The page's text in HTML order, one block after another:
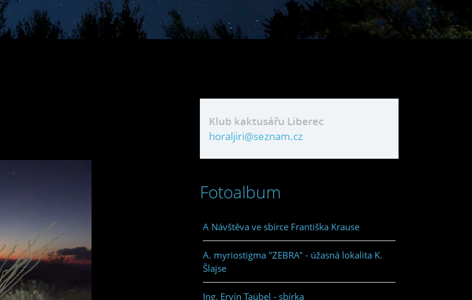
Klub kaktusářu Liberec
horaljiri@seznam.cz
Fotoalbum
A Návštěva ve sbírce Františka Krause
A. myriostigma "ZEBRA" - úžasná lokalita K.
Šlajse
Ing. Ervín Taübel - sbírka